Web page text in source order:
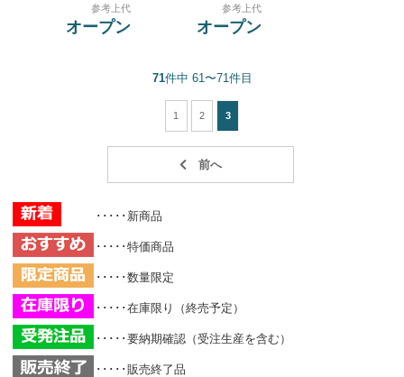
参考上代
オープン
参考上代
オープン
71件中 61〜71件目
1 2 3
･････新商品
･････特価商品
･････数量限定
･････在庫限り（終売予定）
･････要納期確認（受注生産を含む）
･････販売終了品